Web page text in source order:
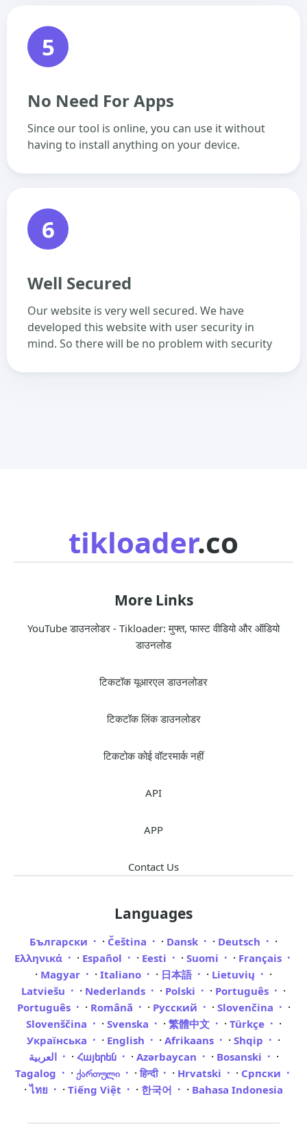
5
No Need For Apps
Since our tool is online, you can use it without
having to install anything on your device.
6
Well Secured
Our website is very well secured. We have
developed this website with user security in
mind. So there will be no problem with security
tikloader.co
More Links
YouTube डाउनलोडर - Tikloader: मुफ्त, फास्ट वीडियो और ऑडियो
डाउनलोड
टिकटॉक यूआरएल डाउनलोडर
टिकटॉक लिंक डाउनलोडर
टिकटोक कोई वॉटरमार्क नहीं
API
APP
Contact Us
Languages
Български · Čeština · Dansk · Deutsch ·
Ελληνικά · Español · Eesti · Suomi · Français
· Magyar · Italiano · 日本語 · Lietuvių ·
Latviešu · Nederlands · Polski · Português ·
Português · Română · Русский · Slovenčina ·
Slovenščina · Svenska · 繁體中文 · Türkçe ·
Українська · English · Afrikaans · Shqip ·
العربية · Հայերեն · Azərbaycan · Bosanski ·
Tagalog · ქართული · हिन्दी · Hrvatski · Српски
·ไทย · Tiếng Việt · 한국어 · Bahasa Indonesia